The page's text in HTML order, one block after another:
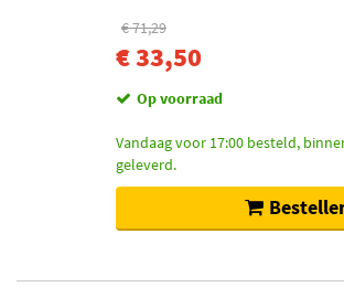
Versnellingsbak zijde (1)
Vooras rechts (1)
Niet op voorraad (11)
Op voorraad (5)
€ 71,29
€ 33,50
Op voorraad
Vandaag voor 17:00 besteld,
geleverd.